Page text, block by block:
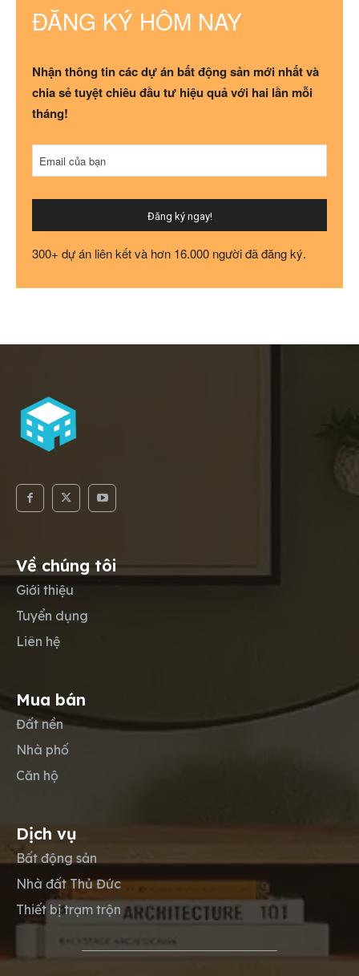
ĐĂNG KÝ HÔM NAY
Nhận thông tin các dự án bất động sản mới nhất và
chia sẻ tuyệt chiêu đầu tư hiệu quả với hai lần mỗi
tháng!
Email của bạn
Đăng ký ngay!
Business
300+ dự án liên kết và hơn 16.000 người đã đăng ký.
Về chúng tôi
Giới thiệu
Tuyển dụng
Liên hệ
Mua bán
Đất nền
Nhà phố
Căn hộ
Dịch vụ
Bất động sản
Nhà đất Thủ Đức
Thiết bị trạm trộn